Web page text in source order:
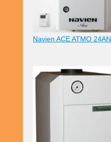
Navien ACE ATMO 24AN